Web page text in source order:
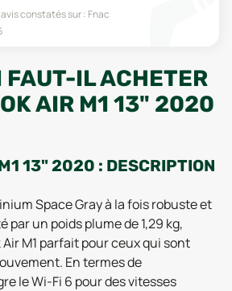
constatés sur : Fnac
FAUT-IL ACHETER
AIR M1 13" 2020
13" 2020 : DESCRIPTION
Space Gray à la fois robuste et
par un poids plume de 1,29 kg,
M1 parfait pour ceux qui sont
En termes de
le Wi-Fi 6 pour des vitesses